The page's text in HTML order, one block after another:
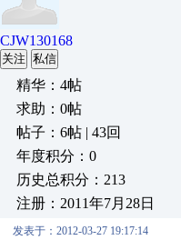
CJW130168
关注 私信
精华：4帖
求助：0帖
帖子：6帖 | 43回
年度积分：0
历史总积分：213
注册：2011年7月28日
发表于：2012-03-27 19:17:14